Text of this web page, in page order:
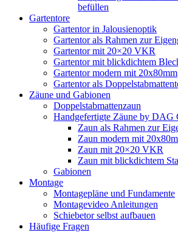
befüllen
Gartentore
Gartentor in Jalousienoptik
Gartentor als Rahmen zur
Gartentor mit 20×20 VKR
Gartentor mit blickdichtem
Gartentor modern mit 20x80mm
Gartentor als
Zäune und Gabionen
Doppelstabmattenzaun
Handgefertigte Zäune by DAG
Zaun als Rahmen zur
Zaun modern mit
Zaun mit 20×20 VKR
Zaun mit blickdichtem
Gabionen
Montage
Montagepläne und Fundamente
Montagevideo Anleitungen
Schiebetor selbst aufbauen
Häufige Fragen